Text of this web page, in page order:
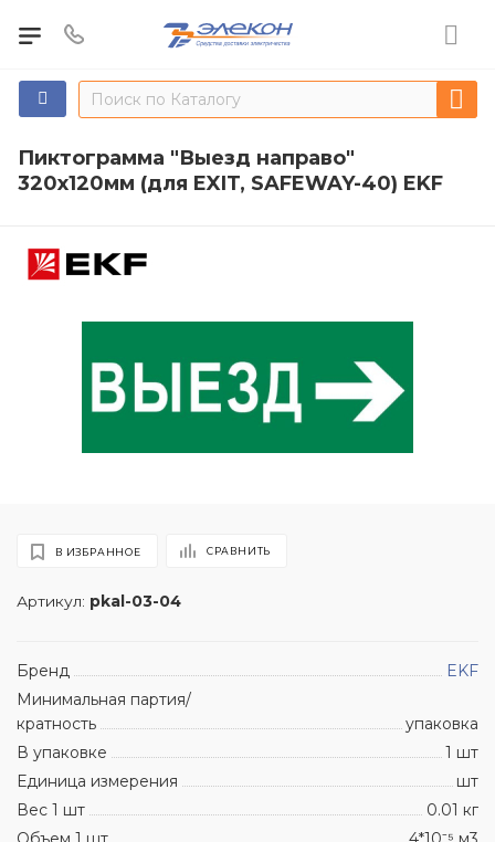
Пиктограмма "Выезд направо"
320х120мм (для EXIT, SAFEWAY-40) EKF
Артикул: pkal-03-04
В ИЗБРАННОЕ СРАВНИТЬ
Бренд
EKF
Минимальная партия/
кратность
упаковка
В упаковке
1 шт
Единица измерения
шт
Вес 1 шт
0.01 кг